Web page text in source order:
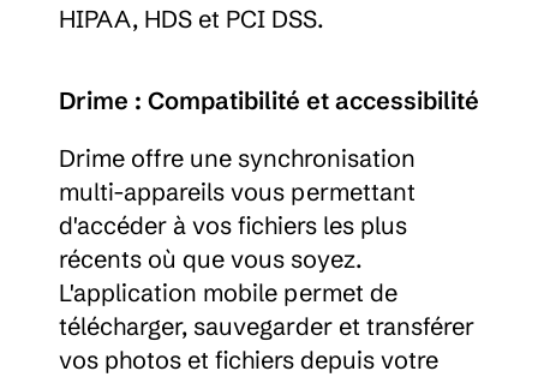
HIPAA, HDS et PCI DSS.
Drime : Compatibilité et accessibilité
Drime offre une synchronisation
multi-appareils vous permettant
d'accéder à vos fichiers les plus
récents où que vous soyez.
L'application mobile permet de
télécharger, sauvegarder et transférer
vos photos et fichiers depuis votre